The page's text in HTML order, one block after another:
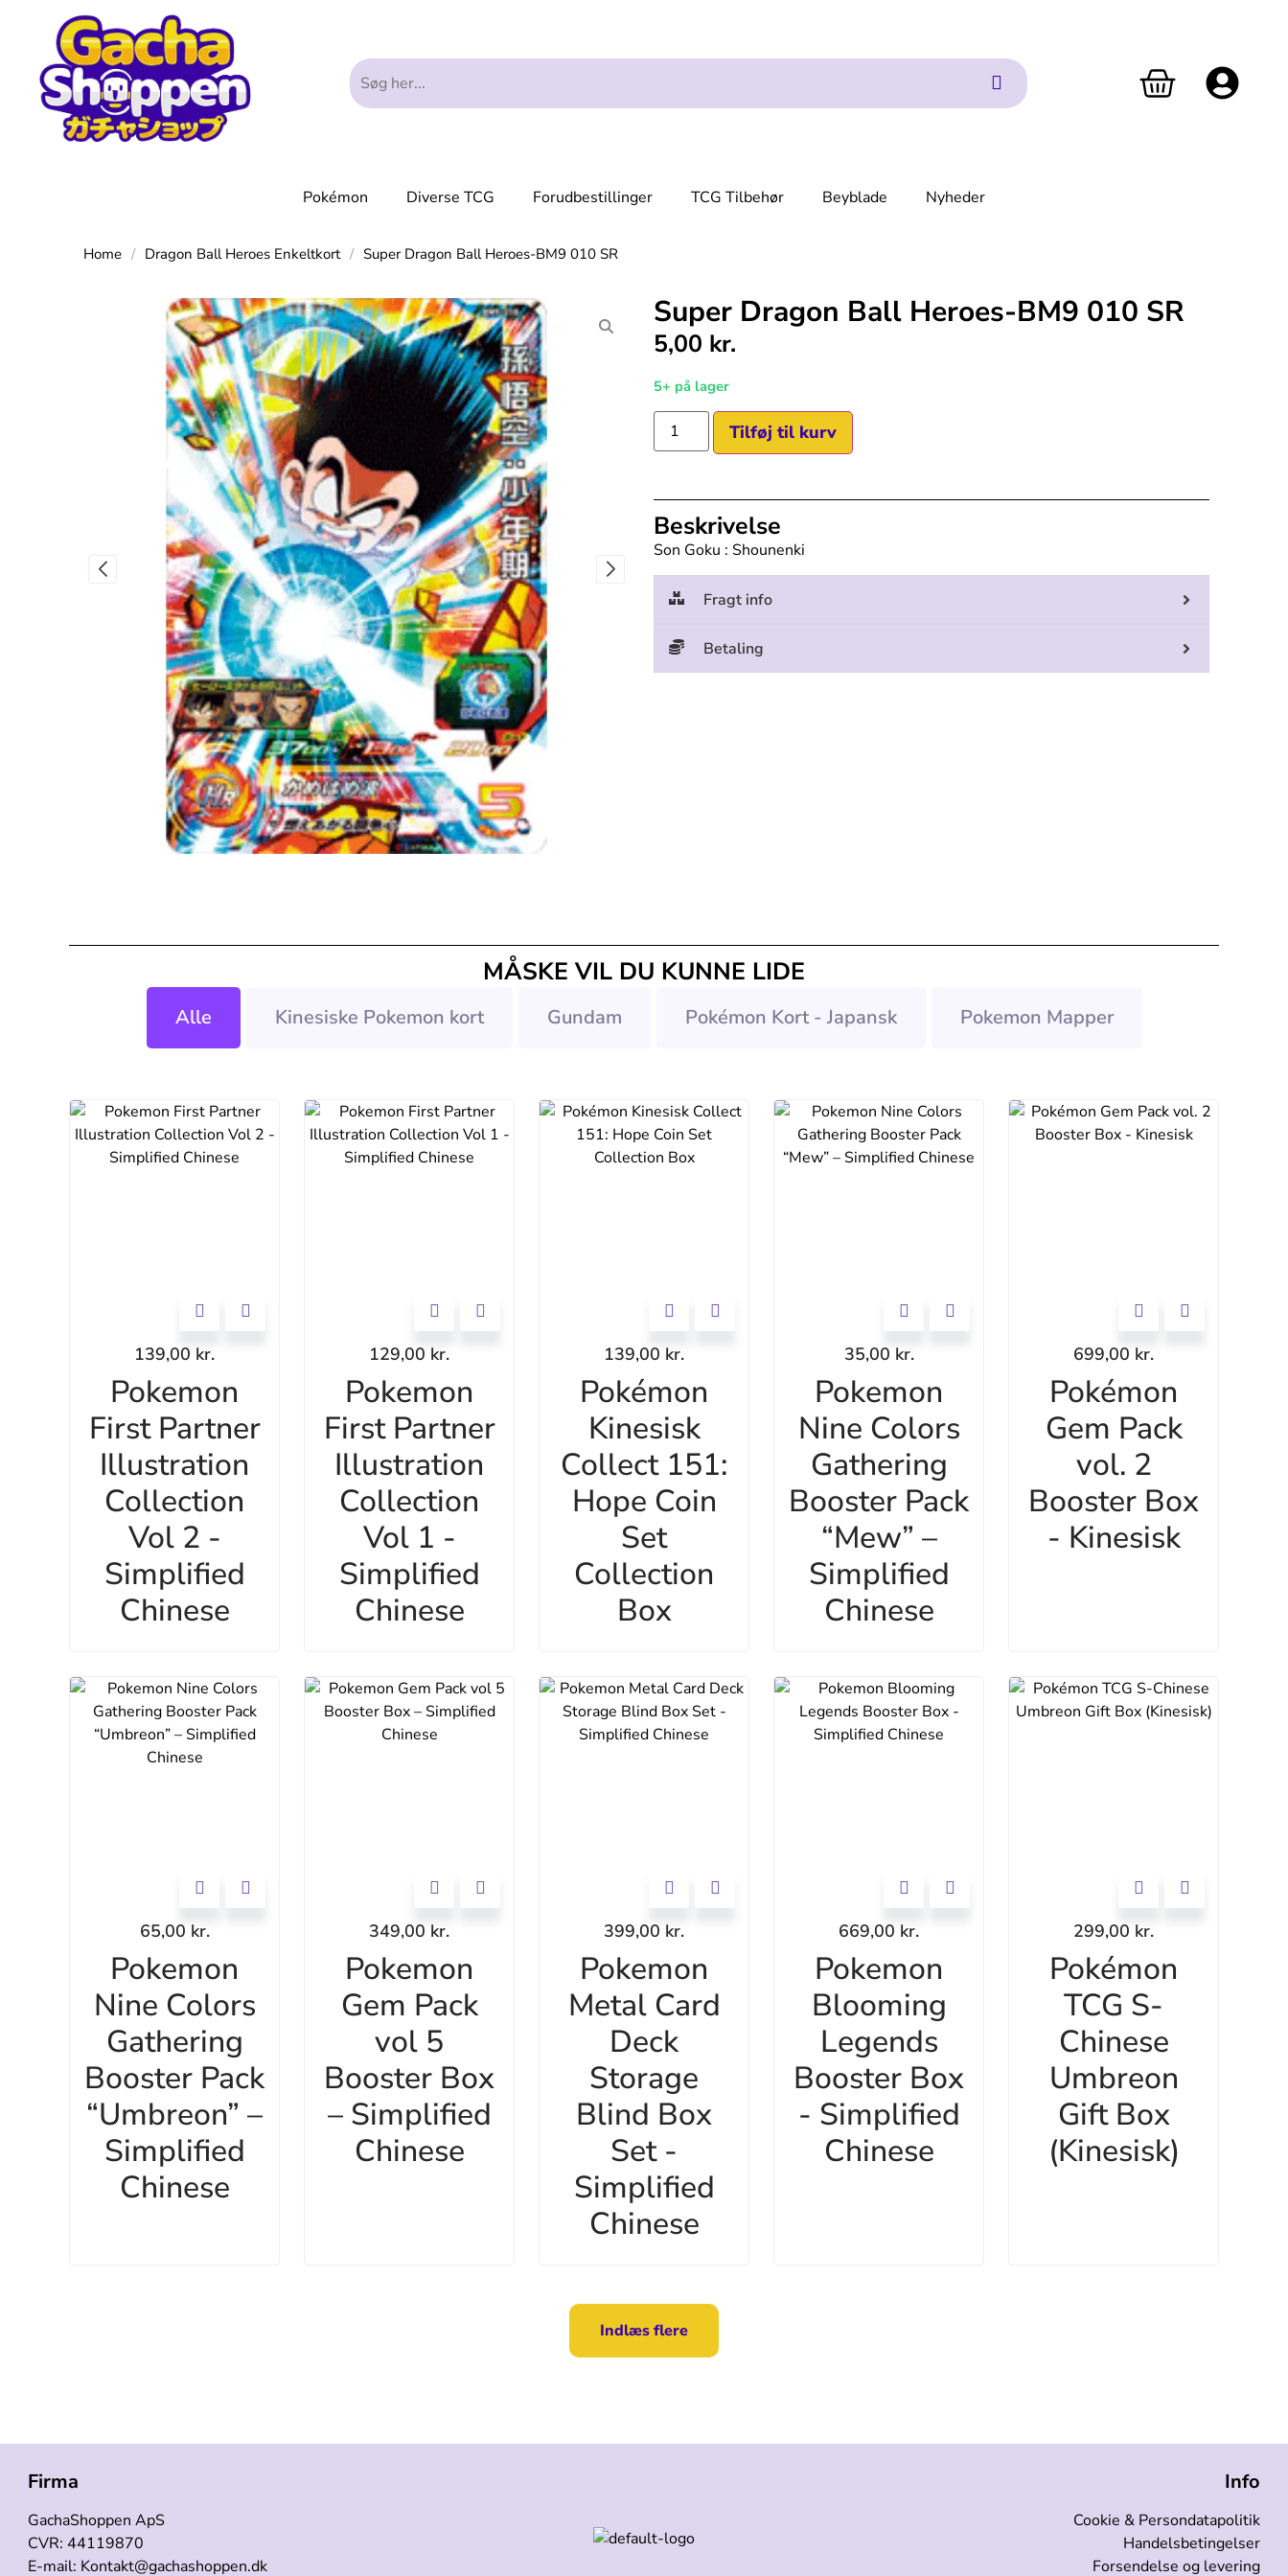
Pokémon Diverse TCG Forudbestillinger TCG Tilbehør Beyblade Nyheder
Home / Dragon Ball Heroes Enkeltkort / Super Dragon Ball Heroes-BM9 010 SR
Super Dragon Ball Heroes-BM9 010 SR
5,00 kr.
5+ på lager
Tilføj til kurv
Beskrivelse
Son Goku : Shounenki
Fragt info
Betaling
MÅSKE VIL DU KUNNE LIDE
Alle Kinesiske Pokemon kort Gundam Pokémon Kort - Japansk Pokemon Mapper
139,00 kr.
Pokemon
First Partner
Illustration
Collection
Vol 2 -
Simplified
Chinese
129,00 kr.
Pokemon
First Partner
Illustration
Collection
Vol 1 -
Simplified
Chinese
139,00 kr.
Pokémon
Kinesisk
Collect 151:
Hope Coin
Set
Collection
Box
35,00 kr.
Pokemon
Nine Colors
Gathering
Booster Pack
“Mew” –
Simplified
Chinese
699,00 kr.
Pokémon
Gem Pack
vol. 2
Booster Box
- Kinesisk
65,00 kr.
Pokemon
Nine Colors
Gathering
Booster Pack
“Umbreon” –
Simplified
Chinese
349,00 kr.
Pokemon
Gem Pack
vol 5
Booster Box
– Simplified
Chinese
399,00 kr.
Pokemon
Metal Card
Deck
Storage
Blind Box
Set -
Simplified
Chinese
669,00 kr.
Pokemon
Blooming
Legends
Booster Box
- Simplified
Chinese
299,00 kr.
Pokémon
TCG S-
Chinese
Umbreon
Gift Box
(Kinesisk)
Indlæs flere
Firma
GachaShoppen ApS
CVR: 44119870
E-mail: Kontakt@gachashoppen.dk
Info
Cookie & Persondatapolitik
Handelsbetingelser
Forsendelse og levering